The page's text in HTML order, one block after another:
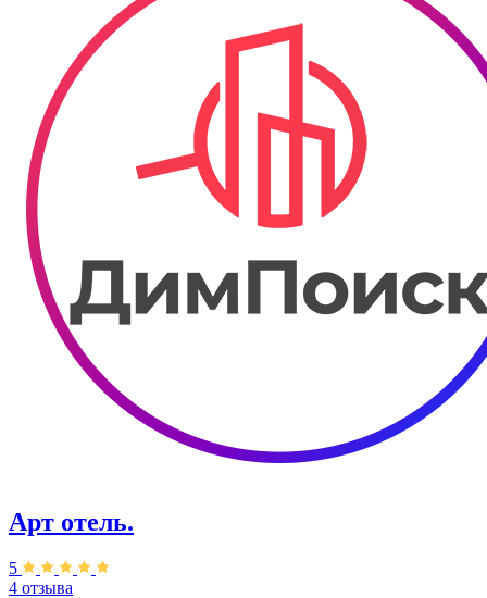
Арт отель.
5
4 отзыва